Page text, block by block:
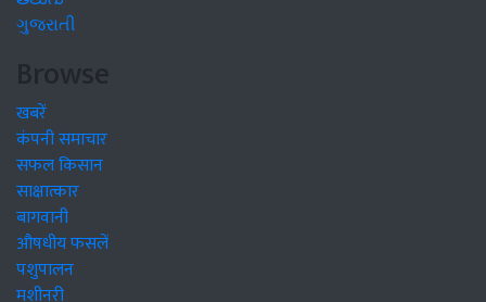
ગુજરાતી
Browse
खबरें
कंपनी समाचार
सफल किसान
साक्षात्कार
बागवानी
औषधीय फसलें
पशुपालन
मशीनरी